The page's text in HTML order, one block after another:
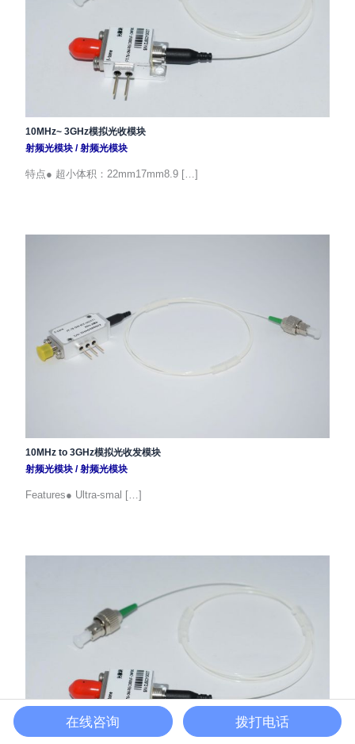
10MHz~ 3GHz模拟光收模块
射频光模块/射频光模块
特点● 超小体积：22mm17mm8.9 […]
10MHz to 3GHz模拟光收发模块
射频光模块/射频光模块
Features● Ultra-smal […]
在线咨询 拨打电话